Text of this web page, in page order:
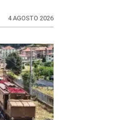
4 AGOSTO 2026